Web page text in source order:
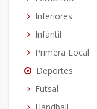
Inferiores
Infantil
Primera Local
Deportes
Futsal